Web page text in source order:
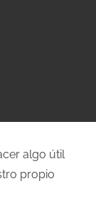
algo útil
propio